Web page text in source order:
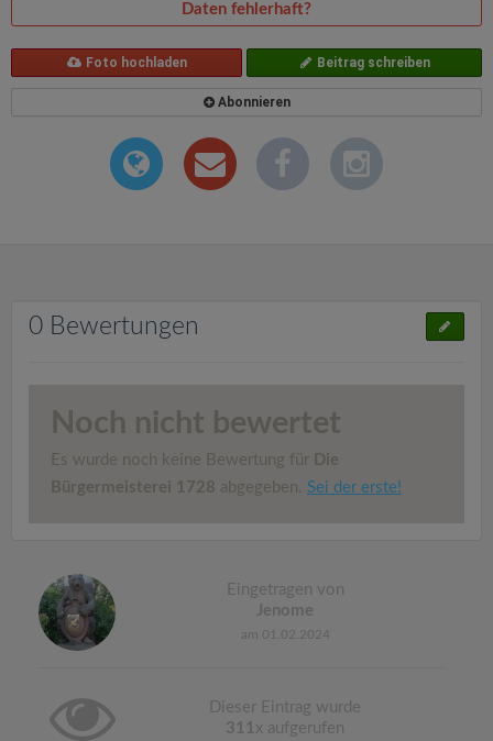
Daten fehlerhaft?
Foto hochladen Beitrag schreiben
Abonnieren
0 Bewertungen
Noch nicht bewertet
Es wurde noch keine Bewertung für Die
Bürgermeisterei 1728 abgegeben. Sei der erste!
Eingetragen von
Jenome
am 01.02.2024
Dieser Eintrag wurde
311 x aufgerufen